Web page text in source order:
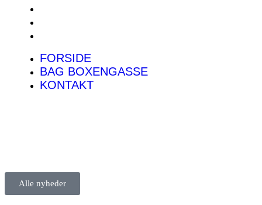
FORSIDE
BAG BOXENGASSE
KONTAKT
Alle nyheder